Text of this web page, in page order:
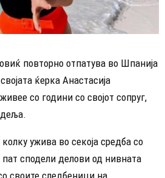
повторно отпатува во Шпанија
ќерка Анастасија
со години со својот сопруг,
ужива во секоја средба со
пат сподели делови од нивната
своите следбеници на